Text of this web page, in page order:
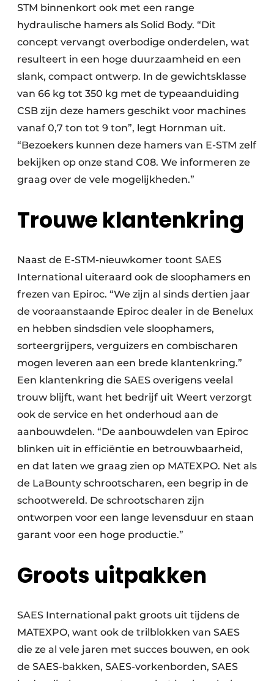
STM binnenkort ook met een range
hydraulische hamers als Solid Body. “Dit
concept vervangt overbodige onderdelen, wat
resulteert in een hoge duurzaamheid en een
slank, compact ontwerp. In de gewichtsklasse
van 66 kg tot 350 kg met de typeaanduiding
CSB zijn deze hamers geschikt voor machines
vanaf 0,7 ton tot 9 ton”, legt Hornman uit.
“Bezoekers kunnen deze hamers van E-STM zelf
bekijken op onze stand C08. We informeren ze
graag over de vele mogelijkheden.”
Trouwe klantenkring
Naast de E-STM-nieuwkomer toont SAES
International uiteraard ook de sloophamers en
frezen van Epiroc. “We zijn al sinds dertien jaar
de vooraanstaande Epiroc dealer in de Benelux
en hebben sindsdien vele sloophamers,
sorteergrijpers, verguizers en combischaren
mogen leveren aan een brede klantenkring.”
Een klantenkring die SAES overigens veelal
trouw blijft, want het bedrijf uit Weert verzorgt
ook de service en het onderhoud aan de
aanbouwdelen. “De aanbouwdelen van Epiroc
blinken uit in efficiëntie en betrouwbaarheid,
en dat laten we graag zien op MATEXPO. Net als
de LaBounty schrootscharen, een begrip in de
schootwereld. De schrootscharen zijn
ontworpen voor een lange levensduur en staan
garant voor een hoge productie.”
Groots uitpakken
SAES International pakt groots uit tijdens de
MATEXPO, want ook de trilblokken van SAES
die ze al vele jaren met succes bouwen, en ook
de SAES-bakken, SAES-vorkenborden, SAES